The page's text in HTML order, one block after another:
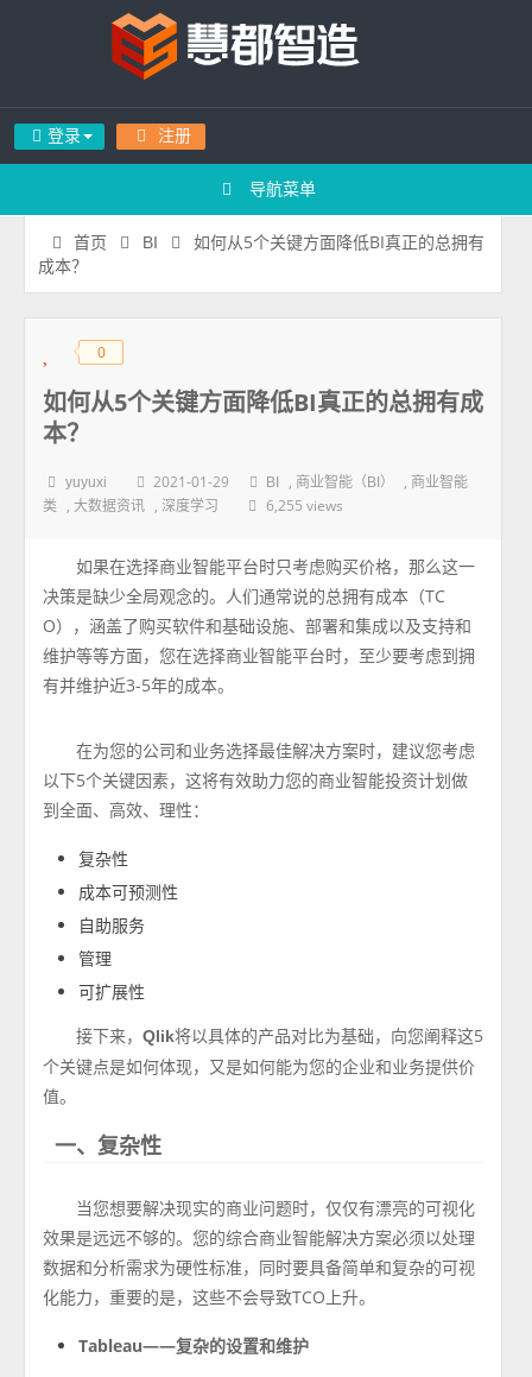
登录 注册
导航菜单
首页 BI
如何从5个关键方面降低BI真正的总拥有
成本？
◆◆ 0
如何从5个关键方面降低BI真正的总拥有成
本？
yuyuxi 2021-01-29 BI , 商业智能（BI） , 商业智能
类
,大数据资讯 ,深度学习 6,255 views
如果在选择商业智能平台时只考虑购买价格，那么这一
决策是缺少全局观念的。人们通常说的总拥有成本（TC
O），涵盖了购买软件和基础设施、部署和集成以及支持和
维护等等方面，您在选择商业智能平台时，至少要考虑到拥
有并维护近3-5年的成本。
在为您的公司和业务选择最佳解决方案时，建议您考虑
以下5个关键因素，这将有效助力您的商业智能投资计划做
到全面、高效、理性：
复杂性
成本可预测性
自助服务
管理
可扩展性
接下来，Qlik将以具体的产品对比为基础，向您阐释这5
个关键点是如何体现，又是如何能为您的企业和业务提供价
值。
一、复杂性
当您想要解决现实的商业问题时，仅仅有漂亮的可视化
效果是远远不够的。您的综合商业智能解决方案必须以处理
数据和分析需求为硬性标准，同时要具备简单和复杂的可视
化能力，重要的是，这些不会导致TCO上升。
Tableau——复杂的设置和维护